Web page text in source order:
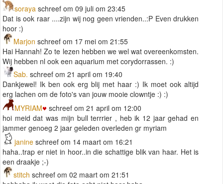
soraya schreef om 09 juli om 23:45
Dat is ook raar ....zijn wij nog geen vrienden..:P Even drukken
hoor :)
Marjon schreef om 17 mei om 21:55
Hai Hannah! Zo te lezen hebben we wel wat overeenkomsten.
Wij hebben nl ook een aquarium met corydorrassen. :)
Sab. schreef om 21 april om 19:40
Dankjewel! Ik ben ook erg blij met haar :) Ik moet ook altijd
erg lachen om de foto's van jouw mooie clowntje :) :)
MYRIAM
schreef om 21 april om 12:00
hoi meid dat was mijn bull terrrier , heb ik 12 jaar gehad en
jammer genoeg 2 jaar geleden overleden gr myriam
janine schreef om 14 maart om 16:21
haha..trap er niet in hoor..in die schattige blik van haar. Het is
een draakje ;-)
stitch schreef om 02 maart om 21:51